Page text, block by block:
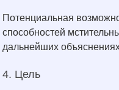
Потенциальная
способностей
дальнейших
4. Цель